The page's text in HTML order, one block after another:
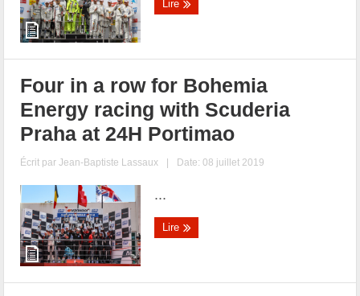
Lire
Four in a row for Bohemia
Energy racing with Scuderia
Praha at 24H Portimao
Écrit parJean-Baptiste Lassaux | Date: 08 juillet 2019
...
Lire